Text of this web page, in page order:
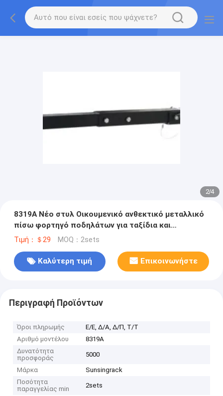
2/4
8319Α Νέο στυλ Οικουμενικό ανθεκτικό μεταλλικό
πίσω φορτηγό ποδηλάτων για ταξίδια και
αποσκευές που μεταφέρει 4 ποδήλατα
Τιμή：＄29 MOQ：2sets
Καλύτερη τιμή Επικοινωνήστε
Περιγραφή Προϊόντων
Όροι πληρωμής
Ε/Ε, Δ/Α, Δ/Π, Τ/Τ
Αριθμό μοντέλου
8319Α
Δυνατότητα
προσφοράς
5000
Μάρκα
Sunsingrack
Ποσότητα
παραγγελίας min
2sets